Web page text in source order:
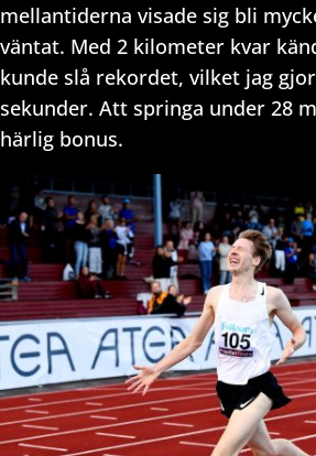
mellantiderna visade sig bli
väntat. Med 2 kilometer kvar
kunde slå rekordet, vilket jag
sekunder. Att springa under 28
härlig bonus.